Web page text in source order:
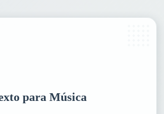
para Música